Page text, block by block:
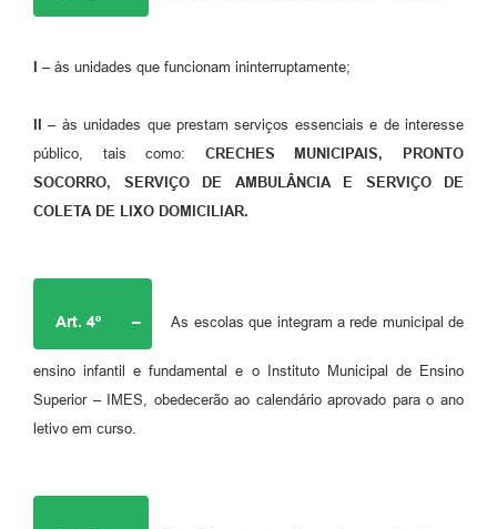
I –às unidades que funcionam ininterruptamente;
II –às unidades que prestam serviços essenciais e de interesse
público, tais como: CRECHES MUNICIPAIS, PRONTO
SOCORRO, SERVIÇO DE AMBULÂNCIA E SERVIÇO DE
COLETA DE LIXO DOMICILIAR.
Art. 4º – As escolas que integram a rede municipal de
ensino infantil e fundamental e o Instituto Municipal de Ensino
Superior – IMES, obedecerão ao calendário aprovado para o ano
letivo em curso.